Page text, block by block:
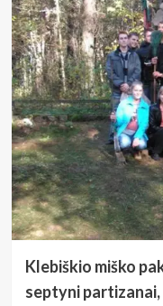
Klebiškio miško
septyni